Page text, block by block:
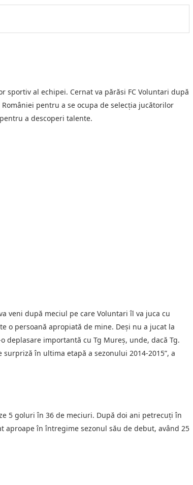
sportiv al echipei. Cernat va părăsi FC Voluntari după
pentru a se ocupa de selecția jucătorilor
a descoperi talente.
veni după meciul pe care Voluntari îl va juca cu
o persoană apropiată de mine. Deși nu a jucat la
deplasare importantă cu Tg Mureș, unde, dacă Tg.
în ultima etapă a sezonului 2014-2015”, a
5 goluri în 36 de meciuri. După doi ani petrecuți în
aproape în întregime sezonul său de debut, având 25